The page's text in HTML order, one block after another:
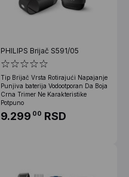
PHILIPS Brijač S591/05
Tip Brijač Vrsta Rotirajući Napajanje
Punjiva baterija Vodootporan Da Boja
Crna Trimer Ne Karakteristike
Potpuno
9.299 00 RSD